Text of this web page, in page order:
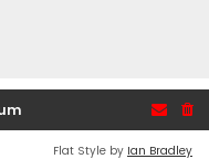
Flat Style by Ian Bradley